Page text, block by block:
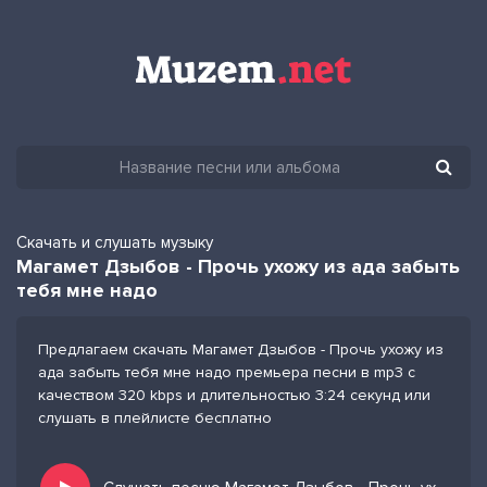
Скачать и слушать музыку
Магамет Дзыбов - Прочь ухожу из ада забыть
тебя мне надо
Предлагаем скачать Магамет Дзыбов - Прочь ухожу из
ада забыть тебя мне надо премьера песни в mp3 с
качеством 320 kbps и длительностью 3:24 секунд или
слушать в плейлисте бесплатно